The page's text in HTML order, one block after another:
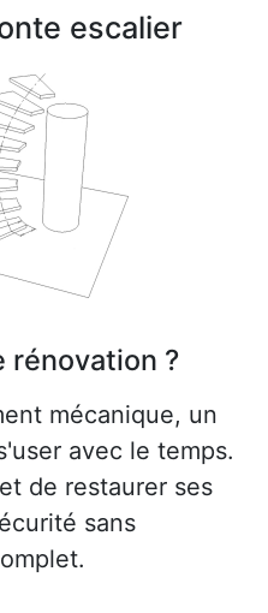
escalier
rénovation ?
mécanique, un
avec le temps.
de restaurer ses
sans